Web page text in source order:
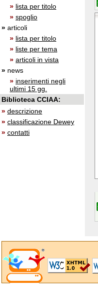
» lista per titolo
» spoglio
» articoli
» lista per titolo
» liste per tema
» articoli in vista
» news
» inserimenti negli
ultimi 15 gg.
Biblioteca CCIAA:
» descrizione
» classificazione Dewey
» contatti